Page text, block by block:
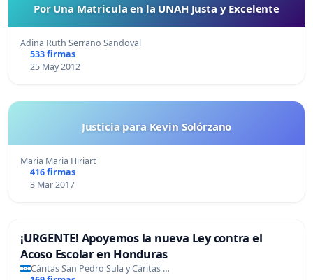
Por Una Matricula en la UNAH Justa y Excelente
Adina Ruth Serrano Sandoval
533 firmas
25 May 2012
Justicia para Kevin Solórzano
Maria Maria Hiriart
416 firmas
3 Mar 2017
¡URGENTE! Apoyemos la nueva Ley contra el
Acoso Escolar en Honduras
Cáritas San Pedro Sula y Cáritas …